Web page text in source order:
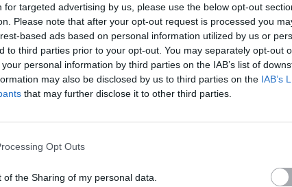
for targeted advertising by us, please use the below opt-out
Please note that after your opt-out request is processed you
based ads based on personal information utilized by us or
to third parties prior to your opt-out. You may separately opt-out
personal information by third parties on the IAB’s list of
may also be disclosed by us to third parties on the IAB’s
that may further disclose it to other third parties.
Opt Outs
of the Sharing of my personal data.
dijo:
de que mi Audi A3 1.6 TDI al regenerar el dpf en
o sabéis porque y me podéis ayudar os lo agradecería.
por vagcom y sino funciona te tocara desmontar y llevarlo a